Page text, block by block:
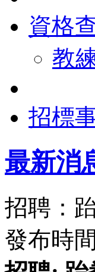
資格
教
招標
最新消
招聘：
發布時